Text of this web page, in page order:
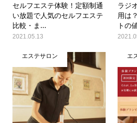
セルフエステ体験！定額制通
い放題で人気のセルフエステ
比較・ま...
2021.05.13
ラジ
用は
トの
エステサロン エ